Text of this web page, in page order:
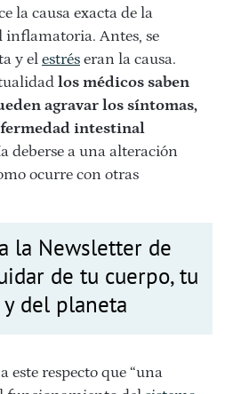
la causa exacta de la
Antes, se
y el estrés eran la causa.
los médicos saben
agravar los síntomas,
intestinal
deberse a una alteración
ocurre con otras
la Newsletter de
de tu cuerpo, tu
del planeta
este respecto que “una